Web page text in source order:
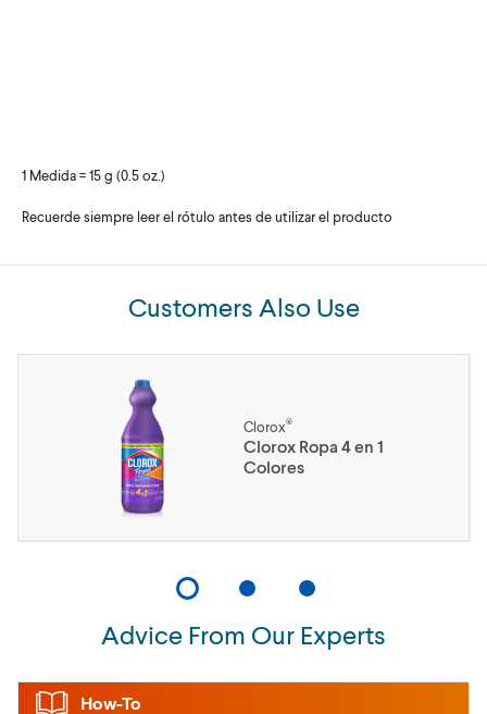
1 Medida = 15 g (0.5 oz.)
Recuerde siempre leer el rótulo antes de utilizar el producto
Customers Also Use
Clorox®
Clorox Ropa 4 en 1
Colores
Advice From Our Experts
How-To